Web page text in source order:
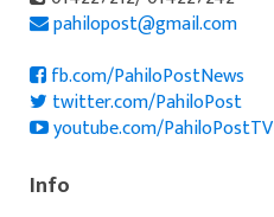
pahilopost@gmail.com
fb.com/PahiloPostNews
twitter.com/PahiloPost
youtube.com/PahiloPostTV
Info